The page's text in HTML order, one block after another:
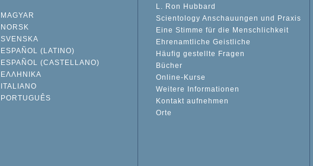
MAGYAR
NORSK
SVENSKA
ESPAÑOL (LATINO)
ESPAÑOL (CASTELLANO)
ΕΛΛΗΝΙΚA
ITALIANO
PORTUGUÊS
L. Ron Hubbard
Scientology Anschauungen und Praxis
Eine Stimme für die Menschlichkeit
Ehrenamtliche Geistliche
Häufig gestellte Fragen
Bücher
Online-Kurse
Weitere Informationen
Kontakt aufnehmen
Orte